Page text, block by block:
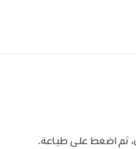
ثم اضغط على طباعة.